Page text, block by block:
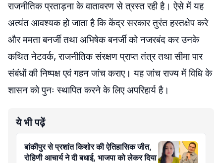
राजनीतिक प्रताड़ना के वातावरण से त्रस्त रही है। ऐसे में यह
अत्यंत आवश्यक हो जाता है कि केंद्र सरकार तुरंत हस्तक्षेप करे
और ममता बनर्जी तथा अभिषेक बनर्जी को नजरबंद कर उनके
कथित नेटवर्क, राजनीतिक संरक्षण प्राप्त तंत्र तथा सीमा पार
संबंधों की निष्पक्ष एवं गहन जांच कराए। यह जांच राज्य में विधि के
शासन को पुनः स्थापित करने के लिए अपरिहार्य है।
ये भी पढ़ें
बांकीपुर से प्रशांत किशोर की ऐतिहासिक जीत,
रोहिणी आचार्य ने दी बधाई, भाजपा को लेकर दिया